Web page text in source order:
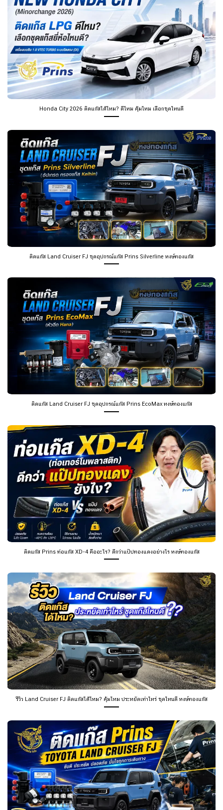
Honda City 2026 ติดแก๊สได้ไหม? ดีไหม คุ้มไหม เลือกชุดไหนดี
ติดแก๊ส Land Cruiser FJ ชุดอุปกรณ์แก๊ส Prins Silverline หงษ์ทองแก๊ส
ติดแก๊ส Land Cruiser FJ ชุดอุปกรณ์แก๊ส Prins EcoMax หงษ์ทองแก๊ส
ติดแก๊ส Prins ท่อแก๊ส XD-4 คืออะไร? ดีกว่าแป๊ปทองแดงอย่างไร หงษ์ทองแก๊ส
รีวิว Land Cruiser FJ ติดแก๊สได้ไหม? คุ้มไหม ประหยัดเท่าไหร่ ชุดไหนดี หงษ์ทองแก๊ส